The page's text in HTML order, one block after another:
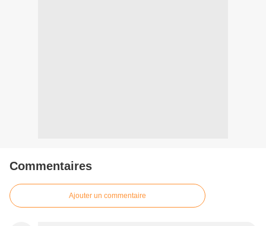
Commentaires
Ajouter un commentaire